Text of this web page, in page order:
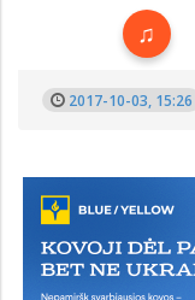
2017-10-03, 15:26